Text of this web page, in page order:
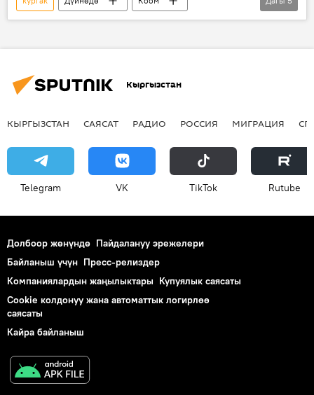
Жаңылыктар
жырткыч
адам
Кыргызстан
КЫРГЫЗСТАН САЯСАТ РАДИО РОССИЯ МИГРАЦИЯ
Telegram VK ТikТоk Rutube
Долбоор жөнүндө Пайдалануу эрежелери
Байланыш үчүн Пресс-релиздер
Компаниялардын жаңылыктары Купуялык саясаты
Cookie колдонуу жана автоматтык логирлөө
саясаты
Кайра байланыш